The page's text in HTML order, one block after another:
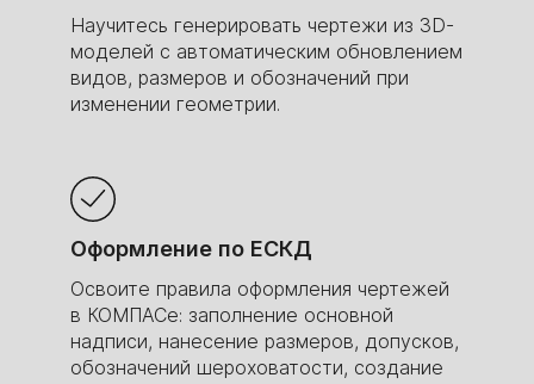
Научитесь генерировать чертежи из 3D-
моделей с автоматическим обновлением
видов, размеров и обозначений при
изменении геометрии.
Оформление по ЕСКД
Освоите правила оформления чертежей
в КОМПАСе: заполнение основной
надписи, нанесение размеров, допусков,
обозначений шероховатости, создание